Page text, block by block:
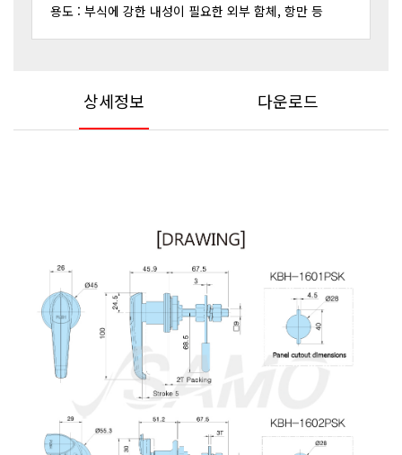
용도 : 부식에 강한 내성이 필요한 외부 함체, 항만 등
상세정보 다운로드